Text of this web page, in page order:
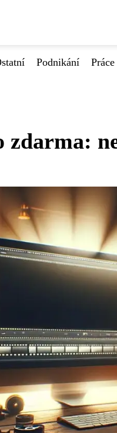
Podnikání Práce
zdarma: